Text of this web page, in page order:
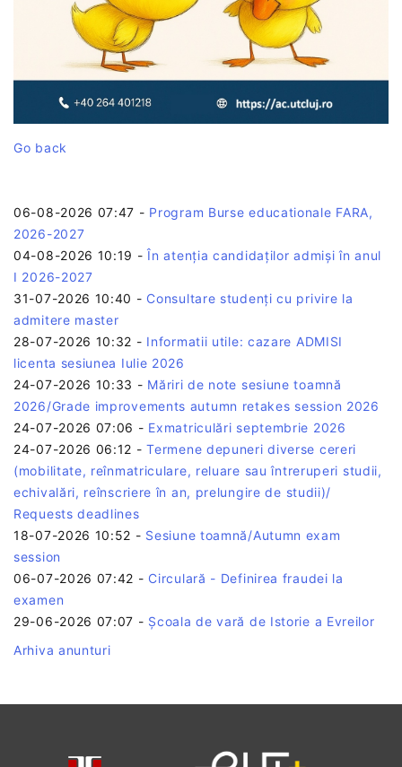
Go back
06-08-2026 07:47 - Program Burse educationale FARA,
2026-2027
04-08-2026 10:19 -În atenția candidaților admiși în anul
I 2026-2027
31-07-2026 10:40 - Consultare studenți cu privire la
admitere master
28-07-2026 10:32 - Informatii utile: cazare ADMISI
licenta sesiunea Iulie 2026
24-07-2026 10:33 - Măriri de note sesiune toamnă
2026/Grade improvements autumn retakes session 2026
24-07-2026 07:06 - Exmatriculări septembrie 2026
24-07-2026 06:12 -Termene depuneri diverse cereri
(mobilitate, reînmatriculare, reluare sau întreruperi studii,
echivalări, reînscriere în an, prelungire de studii)/
Requests deadlines
18-07-2026 10:52 - Sesiune toamnă/Autumn exam
session
06-07-2026 07:42 - Circulară - Definirea fraudei la
examen
29-06-2026 07:07 - Școala de vară de Istorie a Evreilor
Arhiva anunturi